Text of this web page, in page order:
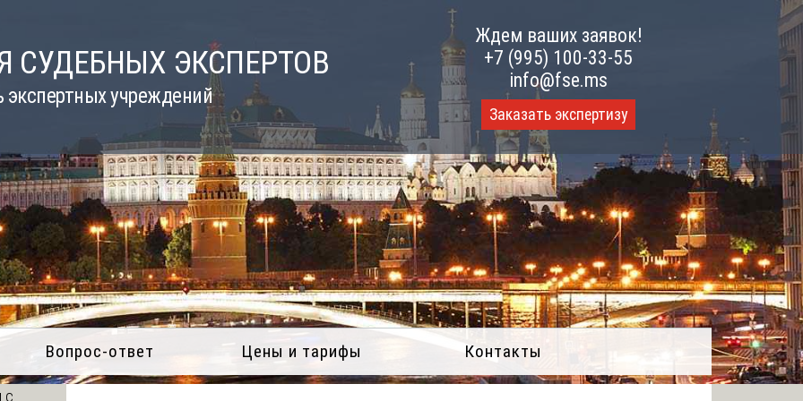
СУДЕБНЫХ ЭКСПЕРТОВ
экспертных учреждений
Ждем ваших заявок!
+7 (995) 100-33-55
info@fse.ms
Заказать экспертизу
Вопрос-ответ Цены и тарифы Контакты
с